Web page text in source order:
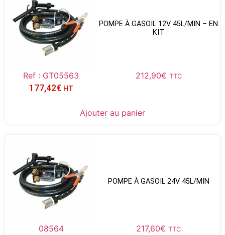
POMPE À GASOIL 12V 45L/MIN – EN
KIT
Ref : GT05563 212,90€ TTC
177,42€ HT
Ajouter au panier
POMPE À GASOIL 24V 45L/MIN
08564 217,60€ TTC